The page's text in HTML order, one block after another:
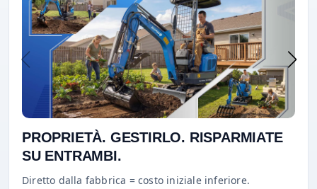
PROPRIETÀ. GESTIRLO. RISPARMIATE
SU ENTRAMBI.
Diretto dalla fabbrica = costo iniziale inferiore.